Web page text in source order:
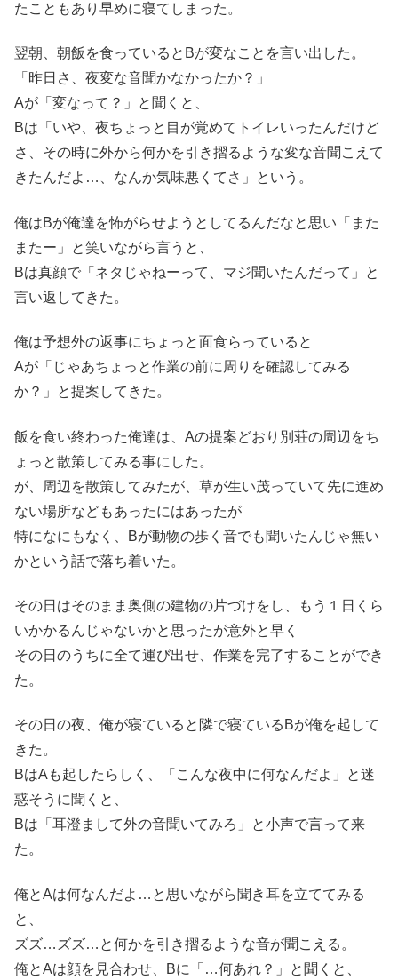
たこともあり早めに寝てしまった。
翌朝、朝飯を食っているとBが変なことを言い出した。
「昨日さ、夜変な音聞かなかったか？」
Aが「変なって？」と聞くと、
Bは「いや、夜ちょっと目が覚めてトイレいったんだけど
さ、その時に外から何かを引き摺るような変な音聞こえて
きたんだよ…、なんか気味悪くてさ」という。
俺はBが俺達を怖がらせようとしてるんだなと思い「また
またー」と笑いながら言うと、
Bは真顔で「ネタじゃねーって、マジ聞いたんだって」と
言い返してきた。
俺は予想外の返事にちょっと面食らっていると
Aが「じゃあちょっと作業の前に周りを確認してみる
か？」と提案してきた。
飯を食い終わった俺達は、Aの提案どおり別荘の周辺をち
ょっと散策してみる事にした。
が、周辺を散策してみたが、草が生い茂っていて先に進め
ない場所などもあったにはあったが
特になにもなく、Bが動物の歩く音でも聞いたんじゃ無い
かという話で落ち着いた。
その日はそのまま奥側の建物の片づけをし、もう１日くら
いかかるんじゃないかと思ったが意外と早く
その日のうちに全て運び出せ、作業を完了することができ
た。
その日の夜、俺が寝ていると隣で寝ているBが俺を起して
きた。
BはAも起したらしく、「こんな夜中に何なんだよ」と迷
惑そうに聞くと、
Bは「耳澄まして外の音聞いてみろ」と小声で言って来
た。
俺とAは何なんだよ…と思いながら聞き耳を立ててみる
と、
ズズ…ズズ…と何かを引き摺るような音が聞こえる。
俺とAは顔を見合わせ、Bに「…何あれ？」と聞くと、